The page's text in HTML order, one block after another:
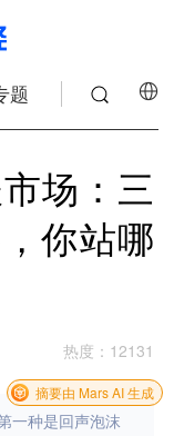
题
场：三
你站哪
热度 ： 12131
一种是回声泡沫
摘要由 Mars AI 生成